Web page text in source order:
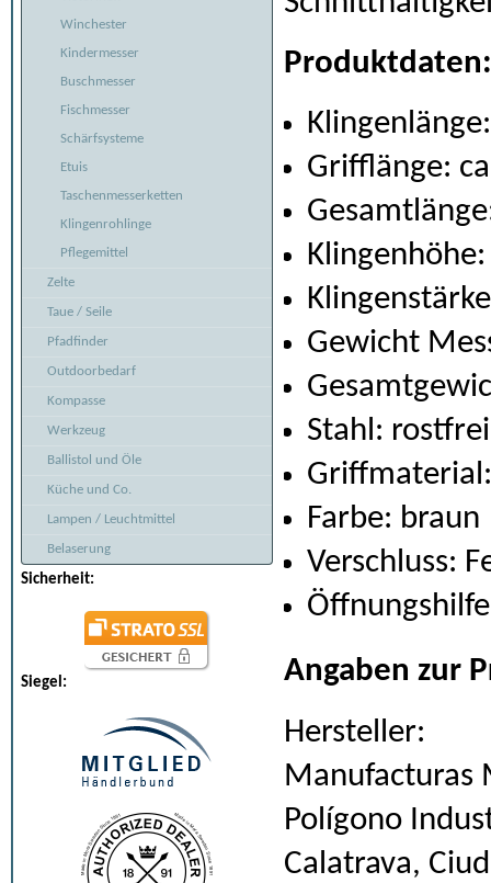
Winchester
Kindermesser
Buschmesser
Fischmesser
Schärfsysteme
Etuis
Taschenmesserketten
Klingenrohlinge
Pflegemittel
Zelte
Taue / Seile
Pfadfinder
Outdoorbedarf
Kompasse
Werkzeug
Ballistol und Öle
Küche und Co.
Lampen / Leuchtmittel
Belaserung
Sicherheit:
Siegel:
Produktdaten:
Grifflänge:
Gewicht
Stahl:
Farbe: braun
Verschluss:
Angaben zur
Hersteller:
Manufacturas
Polígono
Calatrava,